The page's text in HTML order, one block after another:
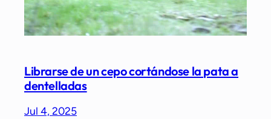
Librarse de un cepo cortándose la pata a
dentelladas
Jul 4, 2025